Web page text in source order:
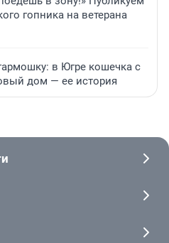
гопника на ветерана
в Югре кошечка с
дом — ее история